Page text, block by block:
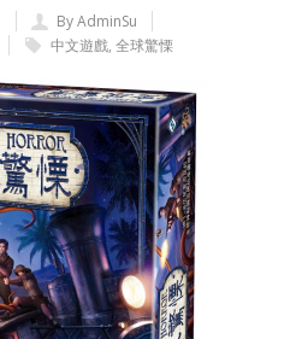
By AdminSu
中文遊戲, 全球驚慄